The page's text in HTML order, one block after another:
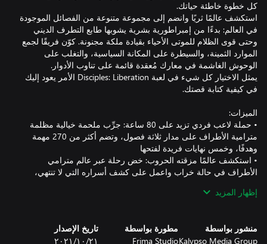
استكشف عالمًا ثريًا وانضم إلى مجموعة متنوعة من الفصائل الموجودة
في العالم: بدءًا من إمبراطورية بشرية يشوبها طابع التطرف الديني
وحتى قوى الظلام للموتى الأحياء بقيادة ملكة مجنونة. كوّن فريقًا لجمع
الموارد الثمينة، والسيطرة على المكانة السياسية، والتغلب على
يمثل الاختيار كل شيء في لعبة Disciples: Liberation الأمر يعود إليك
• حملة لاعب فردي تزيد على 80 ساعة: جرِّب ملحمة خيالية مظلمة
مترامية الأطراف على مدار ثلاثة فصول، وتضم أكثر من 270 مهمة
• استكشف عالمًا مزقته الحروب: خض رحلة عبر عالم مترامي
الأطراف في حالة خراب واعمل على كشف أسراره التي لا تنتهي،
• اكتب قصتك: اختر من بين أربعة فصول ذات مهارات فريدة وحدد
• ابنِ قاعدة: تول المهام بحثًا عن الموارد الثمينة واستخدم ذكاءك
إظهار المزيد
منشور بواسطة
Kalypso Media Group
مطورة بواسطة
Frima Studio
تاريخ الإصدار
٢١‏/١٠‏/٢٠٢١